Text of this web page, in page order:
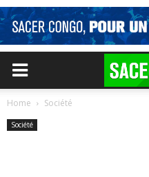
Home Société
Société